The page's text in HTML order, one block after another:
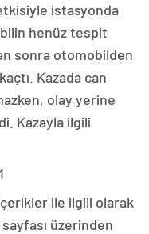
istasyonda
henüz tespit
sonra otomobilden
Kazada can
olay yerine
Kazayla ilgili
ile ilgili olarak
üzerinden